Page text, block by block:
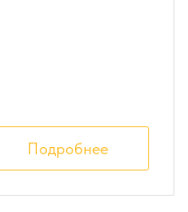
Подробнее